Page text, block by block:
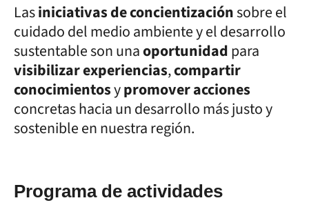
Lasiniciativas de concientizaciónsobre el
cuidado del medio ambiente y el desarrollo
sustentable son unaoportunidadpara
visibilizar experiencias,compartir
conocimientosypromover acciones
concretas hacia un desarrollo más justo y
sostenible en nuestra región.
Programa de actividades